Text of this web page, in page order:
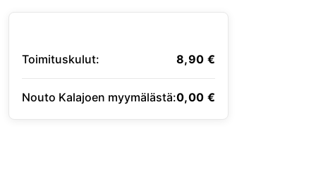
Toimituskulut: 8,90 €
Nouto Kalajoen myymälästä:0,00 €